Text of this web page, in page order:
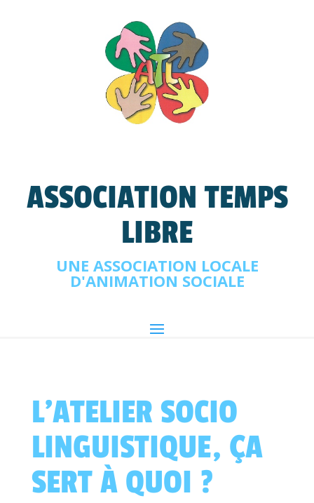
ASSOCIATION TEMPS
LIBRE
UNE ASSOCIATION LOCALE
D'ANIMATION SOCIALE
L’ATELIER SOCIO
LINGUISTIQUE, ÇA
SERT À QUOI ?